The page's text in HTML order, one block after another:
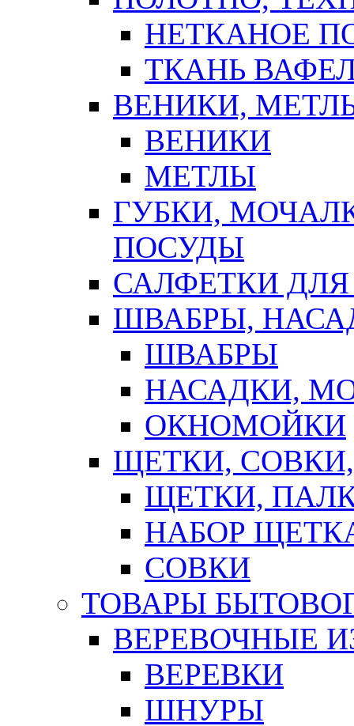
НЕТКАНОЕ
ТКАНЬ
ВЕНИКИ,
ВЕНИКИ
МЕТЛЫ
ГУБКИ,
ПОСУДЫ
САЛФЕТКИ
ШВАБРЫ,
ШВАБРЫ
НАСАДКИ,
ОКНОМОЙКИ
ЩЕТКИ,
ЩЕТКИ,
НАБОР
СОВКИ
ТОВАРЫ
ВЕРЕВОЧНЫЕ
ВЕРЕВКИ
ШНУРЫ